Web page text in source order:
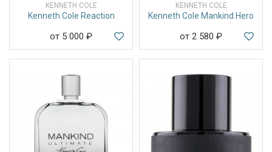
KENNETH COLE
Kenneth Cole Reaction
от 5 000 ₽
KENNETH COLE
Kenneth Cole Mankind Hero
от 2 580 ₽